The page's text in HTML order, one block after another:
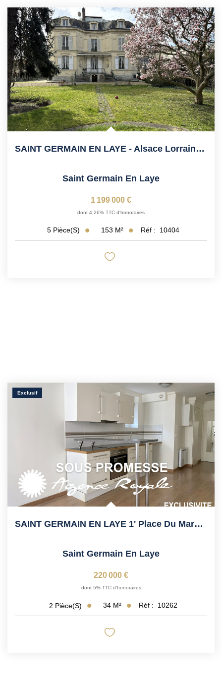
SAINT GERMAIN EN LAYE - Alsace Lorraine, 6' Du RER,...
Saint Germain En Laye
1 199 000 €
dont 4,26% TTC d'honoraires
5 Pièce(s) 153 M² Réf : 10404
Exclusif
SAINT GERMAIN EN LAYE 1' Place Du Marché, 6' RER
Saint Germain En Laye
220 000 €
dont 5% TTC d'honoraires
2 Pièce(s) 34 M² Réf : 10262